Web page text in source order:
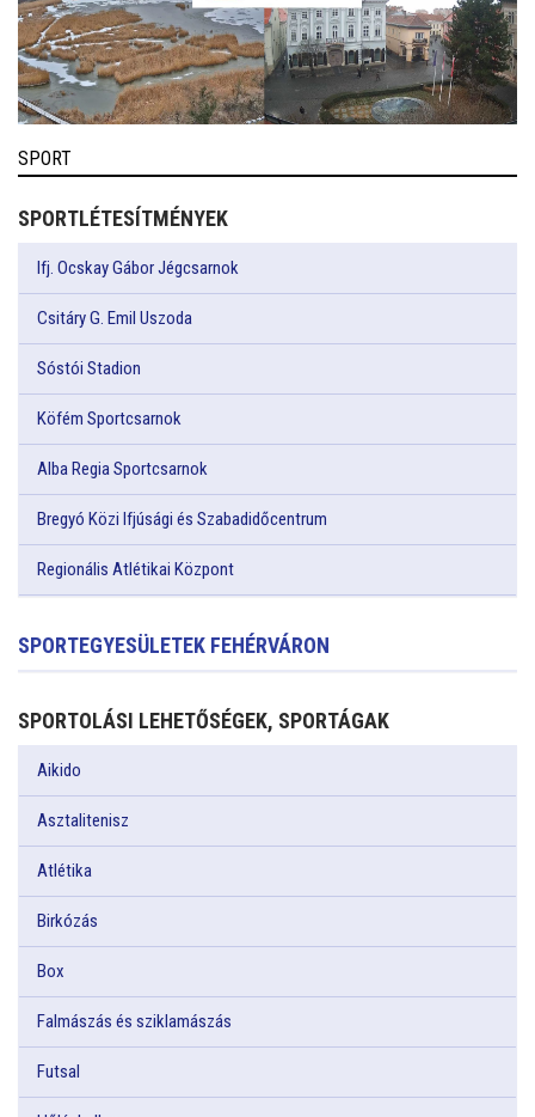
SPORT
SPORTLÉTESÍTMÉNYEK
Ifj. Ocskay Gábor Jégcsarnok
Csitáry G. Emil Uszoda
Sóstói Stadion
Köfém Sportcsarnok
Alba Regia Sportcsarnok
Bregyó Közi Ifjúsági és Szabadidőcentrum
Regionális Atlétikai Központ
SPORTEGYESÜLETEK FEHÉRVÁRON
SPORTOLÁSI LEHETŐSÉGEK, SPORTÁGAK
Aikido
Asztalitenisz
Atlétika
Birkózás
Box
Falmászás és sziklamászás
Futsal